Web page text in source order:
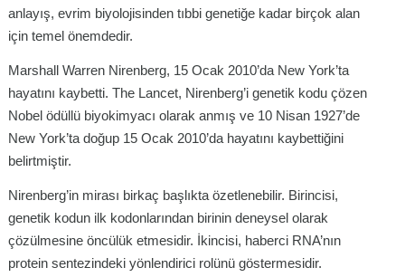
anlayış, evrim biyolojisinden tıbbi genetiğe kadar birçok alan
için temel önemdedir.
Marshall Warren Nirenberg, 15 Ocak 2010’da New York’ta
hayatını kaybetti. The Lancet, Nirenberg’i genetik kodu çözen
Nobel ödüllü biyokimyacı olarak anmış ve 10 Nisan 1927’de
New York’ta doğup 15 Ocak 2010’da hayatını kaybettiğini
belirtmiştir.
Nirenberg’in mirası birkaç başlıkta özetlenebilir. Birincisi,
genetik kodun ilk kodonlarından birinin deneysel olarak
çözülmesine öncülük etmesidir. İkincisi, haberci RNA’nın
protein sentezindeki yönlendirici rolünü göstermesidir.